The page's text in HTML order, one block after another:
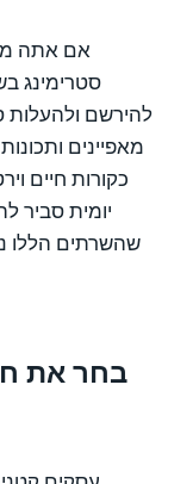
אם אתה
להירשם
מאפיינים
כקורות חיים
יומית סביר
שהשרתים הללו